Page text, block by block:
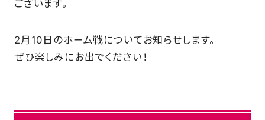
SHOP
ございます。
2月10日のホーム戦についてお知らせします。
ぜひ楽しみにお出でください！